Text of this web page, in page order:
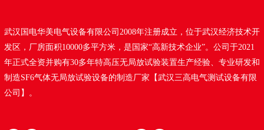
武汉国电华美电气设备有限公司2008年注册成立，位于武汉经济技术开
发区，厂房面积10000多平方米，是国家“高新技术企业”。公司于2021
年正式全资并购有30多年特高压无局放试验装置生产经验、专业研发和
制造SF6气体无局放试验设备的制造厂家【武汉三高电气测试设备有限
公司】。